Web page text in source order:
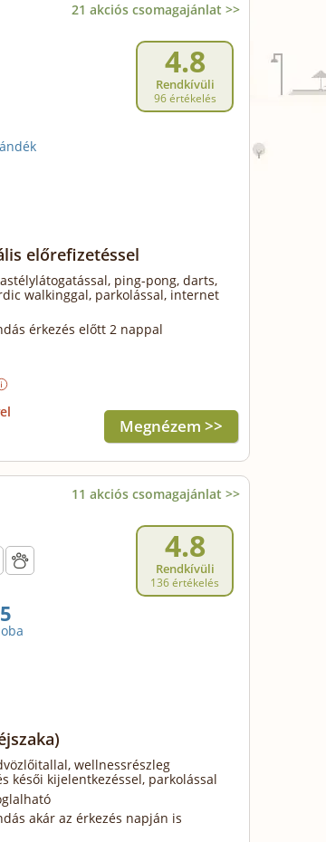
21 akciós csomagajánlat >>
4.8
Rendkívüli
96 értékelés
előrefizetéssel
ping-pong, darts,
walkinggal, parkolással, internet
érkezés előtt 2 nappal
Megnézem >>
11 akciós csomagajánlat >>
4.8
Rendkívüli
136 értékelés
wellnessrészleg
késői kijelentkezéssel, parkolással
akár az érkezés napján is